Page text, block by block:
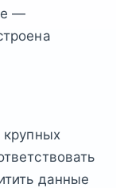
—
данные